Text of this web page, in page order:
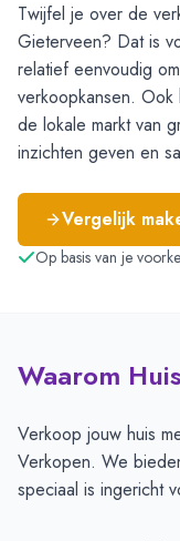
Twijfel je over de
Gieterveen? Dat is
relatief eenvoudig
verkoopkansen. Ook
de lokale markt van
inzichten geven en
Vergelijk
Op basis van je
Waarom
Verkoop jouw huis
Verkopen. We
speciaal is ingericht